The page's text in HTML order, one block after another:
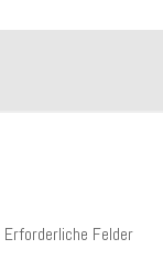
Erforderliche Felder